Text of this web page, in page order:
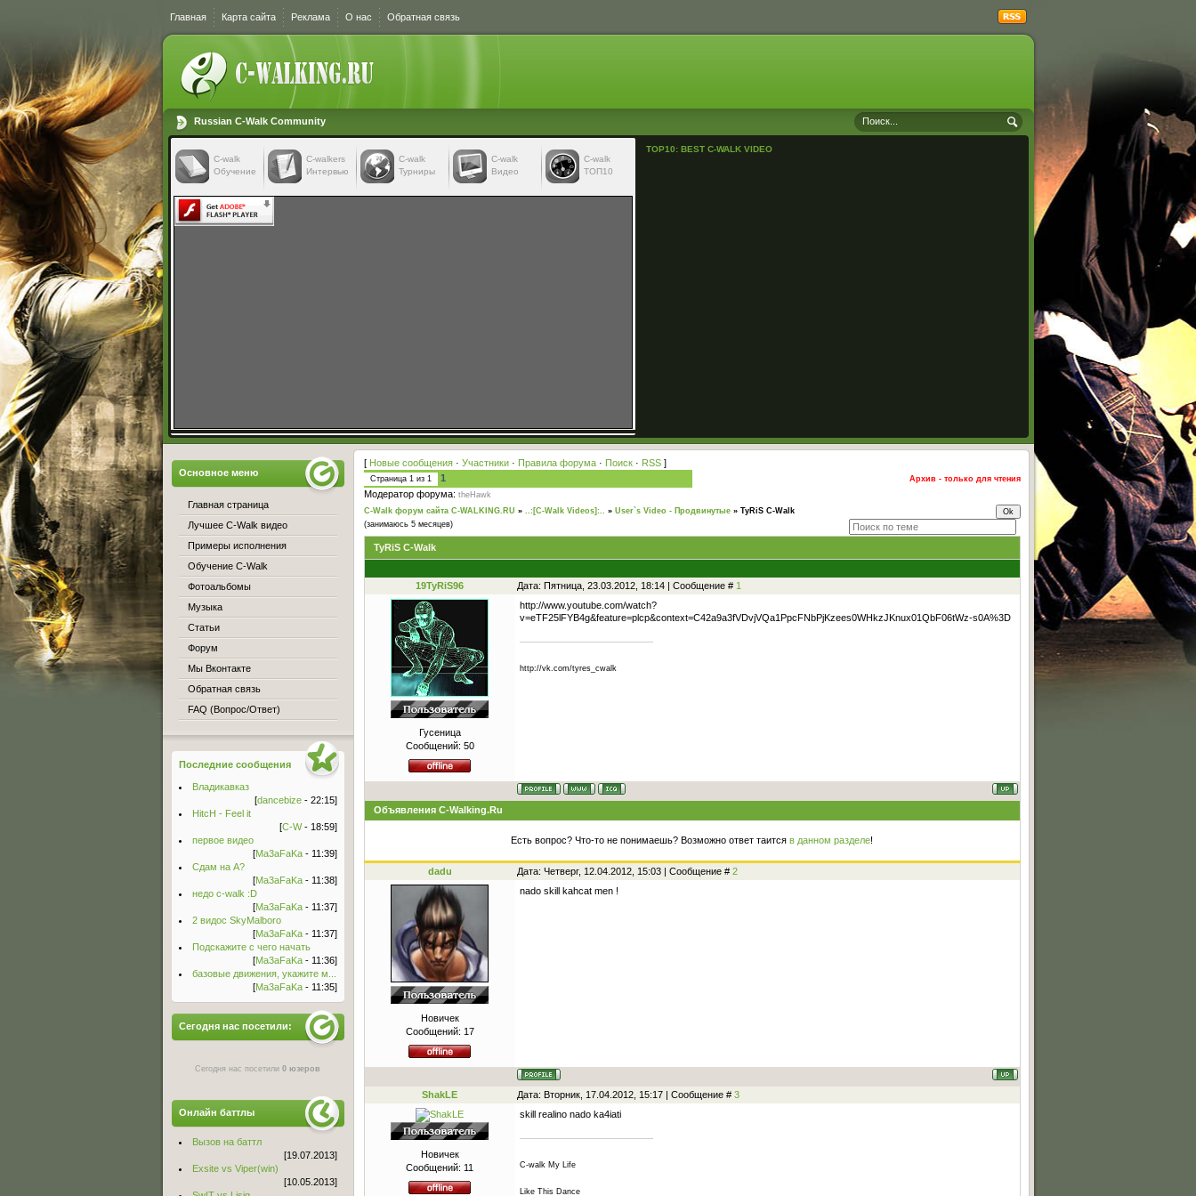
Главная Карта сайта Реклама О нас Обратная связь
Russian C-Walk Community
C-walk
Обучение
C-walkers
Интервью
С-walk
Турниры
С-walk
Видео
C-walk
ТОП10
TOP10: BEST C-WALK VIDEO
[ Новые сообщения· Участники· Правила форума· Поиск· RSS]
Страница 1из 1 1 Архив - только для чтения
Модератор форума: theHawk
C-Walk форум сайта C-WALKING.RU » ..:[C-Walk Videos]:.. » User`s Video - Продвинутые » TyRiS C-Walk
(занимаюсь 5 месяцев)
TyRiS C-Walk
19TyRiS96 Дата: Пятница, 23.03.2012, 18:14 | Сообщение # 1
Гусеница
Сообщений: 50
http://www.youtube.com/watch?
v=eTF25lFYB4g&feature=plcp&context=C42a9a3fVDvjVQa1PpcFNbPjKzees0WHkzJKnux01QbF06tWz-s0A%3D
http://vk.com/tyres_cwalk
Объявления C-Walking.Ru
Есть вопрос? Что-то не понимаешь? Возможно ответ таится в данном разделе!
dadu Дата: Четверг, 12.04.2012, 15:03 | Сообщение # 2
Новичек
Сообщений: 17
nado skill kahcat men !
ShakLE Дата: Вторник, 17.04.2012, 15:17 | Сообщение # 3
Новичек
Сообщений: 11
skill realino nado ka4iati
C-walk My Life
Like This Dance
Основное меню
Главная страница
Лучшее C-Walk видео
Примеры исполнения
Обучение C-Walk
Фотоальбомы
Музыка
Статьи
Форум
Мы Вконтакте
Обратная связь
FAQ (Вопрос/Ответ)
Последние сообщения
Владикавказ
[dancebize- 22:15]
HitcH - Feel it
[C-W- 18:59]
первое видео
[Ma3aFaKa- 11:39]
Сдам на А?
[Ma3aFaKa- 11:38]
недо c-walk :D
[Ma3aFaKa- 11:37]
2 видос SkyMalboro
[Ma3aFaKa- 11:37]
Подскажите с чего начать
[Ma3aFaKa- 11:36]
базовые движения, укажите м...
[Ma3aFaKa- 11:35]
Сегодня нас посетили:
Сегодня нас посетили 0 юзеров
Онлайн баттлы
Вызов на баттл
[19.07.2013]
Exsite vs Viper(win)
[10.05.2013]